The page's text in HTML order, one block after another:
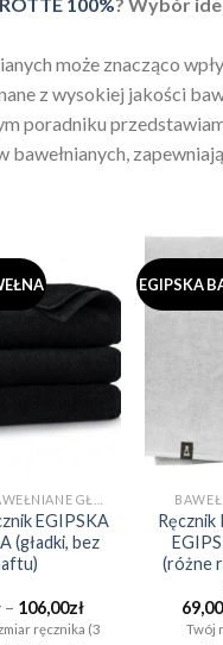
może znacząco
z wysokiej jakości
poradniku
EGIPSKA
(gładki, bez
– 106,00złZakres
cen:
od
ręcznika (3
EGIPSKA
Ręcznik
(różne
69,00
Twój